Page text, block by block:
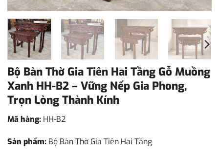
Bộ Bàn Thờ Gia Tiên Hai Tầng Gỗ Muồng
Xanh HH-B2 – Vững Nếp Gia Phong,
Trọn Lòng Thành Kính
Mã hàng: HH-B2
Sản phẩm: Bộ Bàn Thờ Gia Tiên Hai Tầng